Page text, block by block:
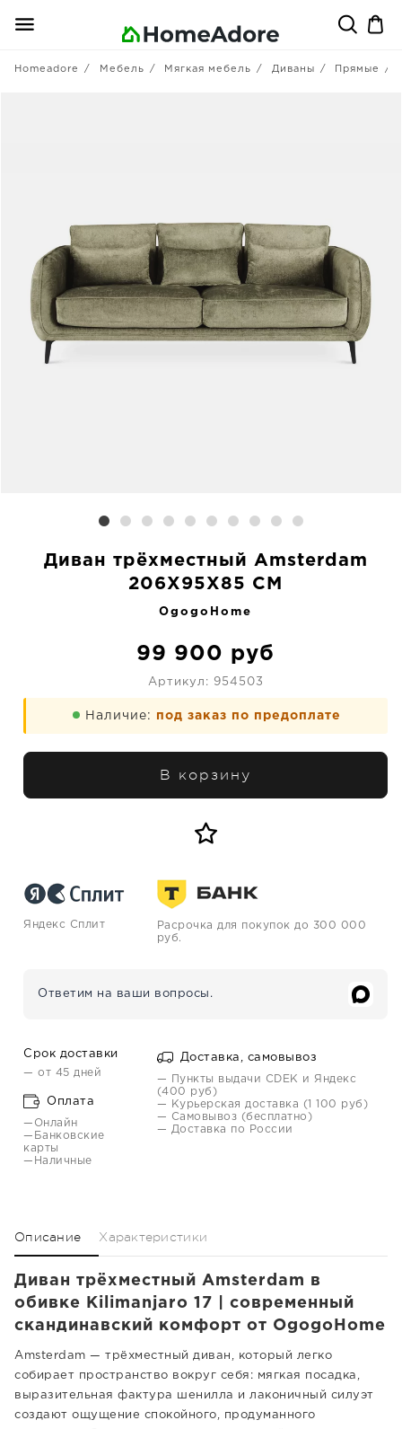
Homeadore Мебель Мягкая мебель Диваны Прямые
Диван трёхместный Amsterdam
206X95X85 CM
OgogoHome
99 900 руб
Артикул: 954503
Наличие: под заказ по предоплате
В корзину
Яндекс Сплит
Расрочка для покупок до 300 000
руб.
Ответим на ваши вопросы.
Срок доставки
— от 45 дней
Оплата
—Онлайн
—Банковские
карты
—Наличные
Доставка, самовывоз
— Пункты выдачи CDEK и Яндекс
(400 руб)
— Курьерская доставка (1 100 руб)
— Самовывоз (бесплатно)
— Доставка по России
Описание Характеристики
Диван трёхместный Amsterdam в
обивке Kilimanjaro 17 | современный
скандинавский комфорт от OgogoHome
Amsterdam — трёхместный диван, который легко
собирает пространство вокруг себя: мягкая посадка,
выразительная фактура шенилла и лаконичный силуэт
создают ощущение спокойного, продуманного